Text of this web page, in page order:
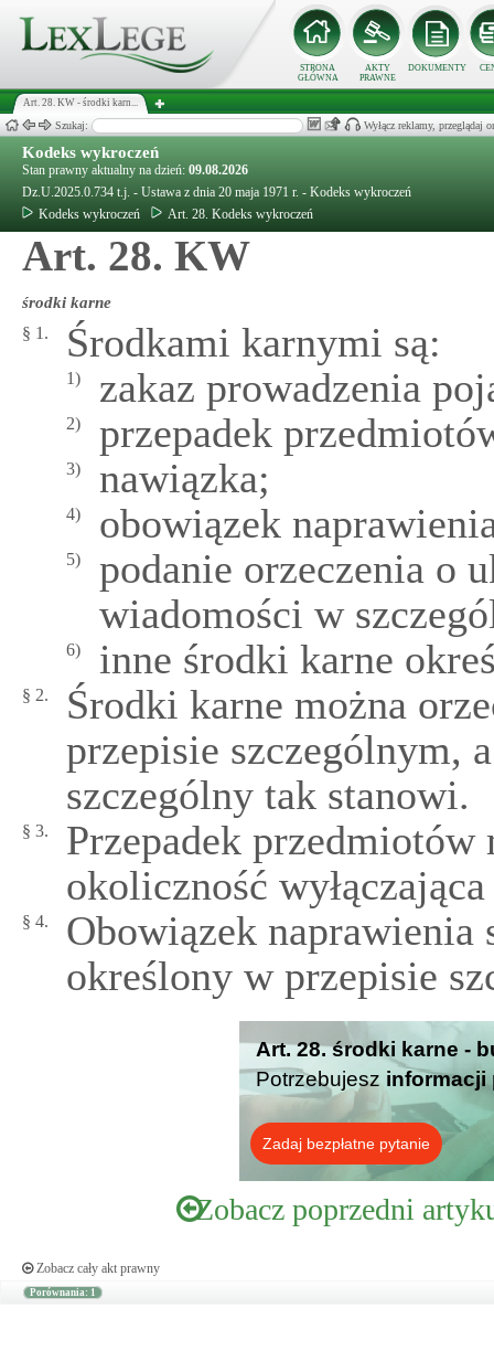
STRONA
GŁÓWNA
AKTY
PRAWNE
DOKUMENTY
Art. 28. KW - środki karn...
Szukaj: Wyłącz reklamy, przeglądaj
Kodeks wykroczeń
Stan prawny aktualny na dzień: 09.08.2026
Dz.U.2025.0.734 t.j. - Ustawa z dnia 20 maja 1971 r. - Kodeks wykroczeń
Kodeks wykroczeń
Art. 28. Kodeks wykroczeń
Art. 28. KW
środki karne
§ 1. Środkami karnymi są:
1) zakaz prowadzenia
2) przepadek
3) nawiązka;
4) obowiązek
5)
podanie orzeczenia o
wiadomości w
6) inne środki karne
§ 2.
Środki karne można
przepisie szczególnym,
szczególny tak stanowi.
§ 3.
Przepadek przedmiotów
okoliczność
§ 4.
Obowiązek naprawienia
określony w przepisie
Art. 28. środki karne -
Potrzebujesz informacji
Zadaj bezpłatne pytanie
Zobacz poprzedni
Zobacz cały akt prawny
Porównania: 1